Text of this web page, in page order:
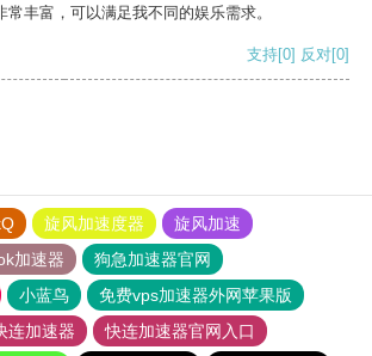
丰富，可以满足我不同的娱乐需求。
支持[0] 反对[0]
旋风加速度器
旋风加速
加速器
狗急加速器官网
小蓝鸟
免费vps加速器外网苹果版
连加速器
快连加速器官网入口